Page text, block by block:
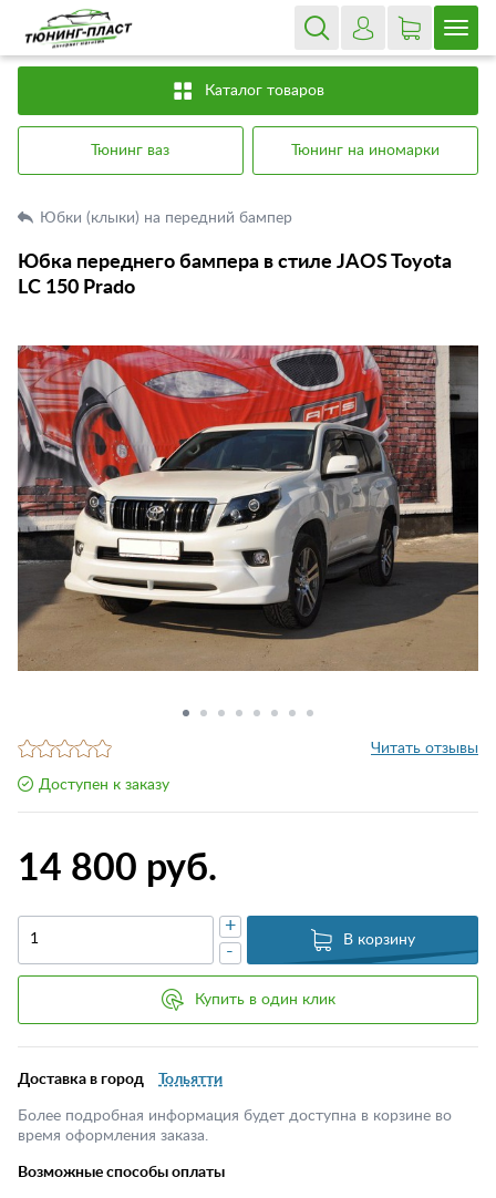
Каталог товаров
Тюнинг ваз Тюнинг на иномарки
Юбки (клыки) на передний бампер
Юбка переднего бампера в стиле JAOS Toyota
LC 150 Prado
Читать отзывы
Доступен к заказу
14 800 руб.
-
+
В корзину
Купить в один клик
Доставка в город Тольятти
Более подробная информация будет доступна в корзине во
время оформления заказа.
Возможные способы оплаты